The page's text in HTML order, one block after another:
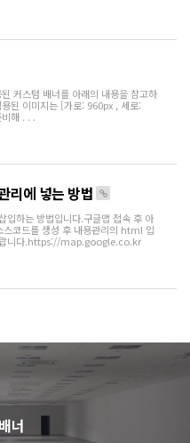
커스텀 배너를 아래의 내용을 참고하
된 이미지는 [가로: 960px , 세로:
해 . . .
리에 넣는 방법
입하는 방법입니다.구글맵 접속 후 아
스코드를 생성 후 내용관리의 html 입
랍니다.https://map.google.co.kr
너